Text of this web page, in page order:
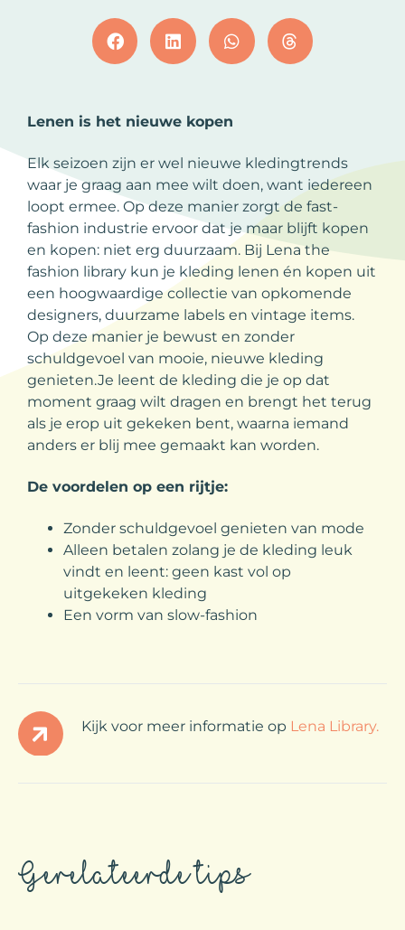
Lenen is het nieuwe kopen
Elk seizoen zijn er wel nieuwe kledingtrends
waar je graag aan mee wilt doen, want iedereen
loopt ermee. Op deze manier zorgt de fast-
fashion industrie ervoor dat je maar blijft kopen
en kopen: niet erg duurzaam. Bij Lena the
fashion library kun je kleding lenen én kopen uit
een hoogwaardige collectie van opkomende
designers, duurzame labels en vintage items.
Op deze manier je bewust en zonder
schuldgevoel van mooie, nieuwe kleding
genieten.Je leent de kleding die je op dat
moment graag wilt dragen en brengt het terug
als je erop uit gekeken bent, waarna iemand
anders er blij mee gemaakt kan worden.
De voordelen op een rijtje:
Zonder schuldgevoel genieten van mode
Alleen betalen zolang je de kleding leuk
vindt en leent: geen kast vol op
uitgekeken kleding
Een vorm van slow-fashion
Kijk voor meer informatie op Lena Library.
Gerelateerde tips